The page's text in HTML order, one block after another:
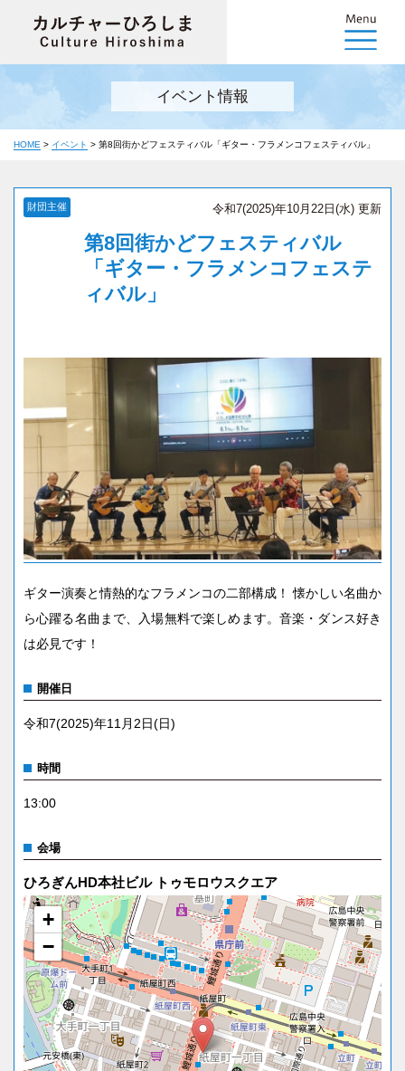
イベント情報
HOME > イベント > 第8回街かどフェスティバル「ギター・フラメンコフェスティバル」
令和7(2025)年10月22日(水) 更新
財団主催
第8回街かどフェスティバル
「ギター・フラメンコフェステ
ィバル」
ギター演奏と情熱的なフラメンコの二部構成！ 懐かしい名曲か
ら心躍る名曲まで、入場無料で楽しめます。音楽・ダンス好き
は必見です！
開催日
令和7(2025)年11月2日(日)
時間
13:00
会場
ひろぎんHD本社ビル トゥモロウスクエア
+
−